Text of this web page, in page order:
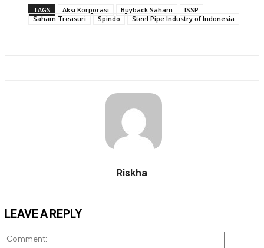
TAGS Aksi Korporasi Buyback Saham
ISSP
Saham Treasuri
Spindo Steel Pipe Industry of Indonesia
Riskha
LEAVE A REPLY